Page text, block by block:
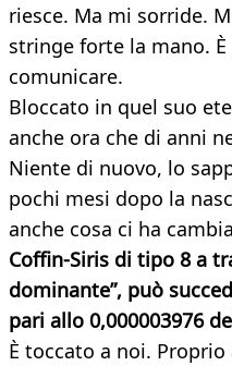
riesce. Ma mi sorride.
stringe forte la mano.
comunicare.
Bloccato in quel suo
anche ora che di anni
Niente di nuovo, lo
pochi mesi dopo la
anche cosa ci ha
Coffin-Siris di tipo 8 a
dominante”, può
pari allo 0,000003976
È toccato a noi. Proprio